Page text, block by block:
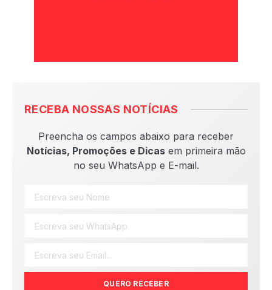
RECEBA NOSSAS NOTÍCIAS
Preencha os campos abaixo para receber
Notícias, Promoções e Dicasem primeira mão
no seu WhatsApp e E-mail.
QUERO RECEBER